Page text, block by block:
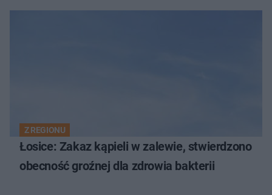
Z REGIONU
Łosice: Zakaz kąpieli w zalewie, stwierdzono
obecność groźnej dla zdrowia bakterii